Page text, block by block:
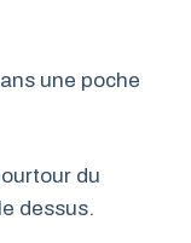
une poche
du
dessus.